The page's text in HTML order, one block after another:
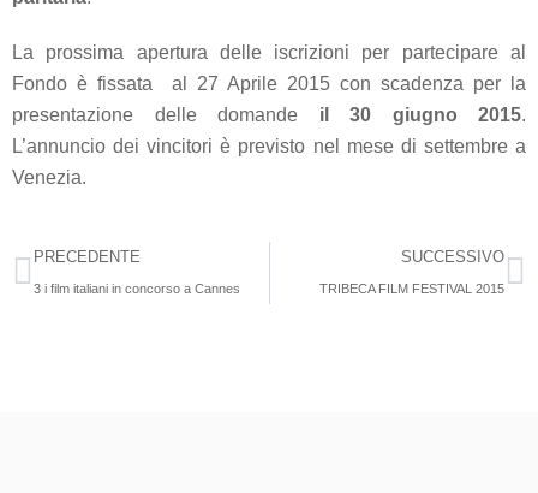
La prossima apertura delle iscrizioni per partecipare al
Fondo è fissata al 27 Aprile 2015 con scadenza per la
presentazione delle domande il 30 giugno 2015.
L’annuncio dei vincitori è previsto nel mese di settembre a
Venezia.
PRECEDENTE
3 i film italiani in concorso a Cannes
SUCCESSIVO
TRIBECA FILM FESTIVAL 2015